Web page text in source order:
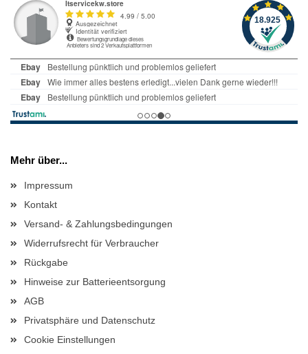
Mehr über...
Impressum
Kontakt
Versand- & Zahlungsbedingungen
Widerrufsrecht für Verbraucher
Rückgabe
Hinweise zur Batterieentsorgung
AGB
Privatsphäre und Datenschutz
Cookie Einstellungen